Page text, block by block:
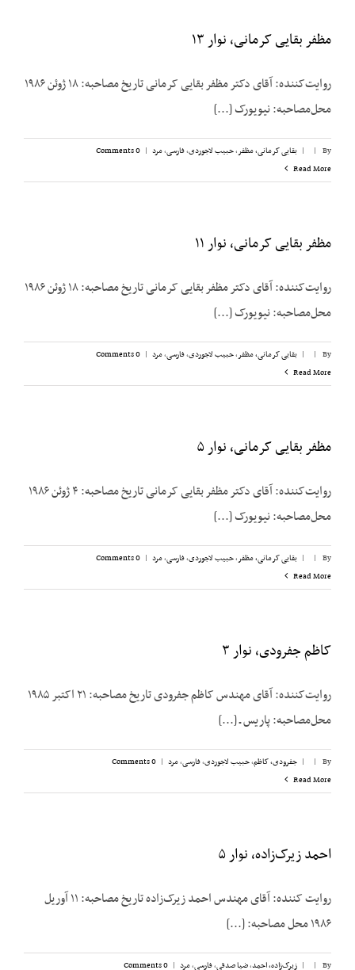
مظفر بقایی کرمانی، نوار ۱۳
روایت‌کننده: آقای دکتر مظفر بقایی کرمانی تاریخ مصاحبه: ۱۸ ژوئن ۱۹۸۶
محل‌مصاحبه: نیویورک [...]
By
|
| بقایی کرمانی، مظفر,حبیب لاجوردی,فارسی,مرد |
0 Comments
Read More
مظفر بقایی کرمانی، نوار ۱۱
روایت‌کننده: آقای دکتر مظفر بقایی کرمانی تاریخ مصاحبه: ۱۸ ژوئن ۱۹۸۶
محل‌مصاحبه: نیویورک [...]
By
|
| بقایی کرمانی، مظفر,حبیب لاجوردی,فارسی,مرد |
0 Comments
Read More
مظفر بقایی کرمانی، نوار ۵
روایت‌کننده: آقای دکتر مظفر بقایی کرمانی تاریخ مصاحبه: ۴ ژوئن ۱۹۸۶
محل‌مصاحبه: نیویورک [...]
By
|
| بقایی کرمانی، مظفر,حبیب لاجوردی,فارسی,مرد |
0 Comments
Read More
کاظم جفرودی، نوار ۳
روایت‌کننده: آقای مهندس کاظم جفرودی تاریخ مصاحبه: ۲۱ اکتبر ۱۹۸۵
محل‌مصاحبه: پاریس ـ [...]
By
|
| جفرودی، کاظم,حبیب لاجوردی,فارسی,مرد |
0 Comments
Read More
احمد زیرک‌زاده، نوار ۵
روایت کننده: آقای مهندس احمد زیرک‌زاده تاریخ مصاحبه: ۱۱ آوریل
۱۹۸۶ محل مصاحبه: [...]
By
|
| زیرک‌زاده، احمد,ضیا صدقی,فارسی,مرد |
0 Comments